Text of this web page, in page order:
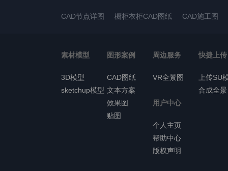
CAD节点详图 橱柜衣柜CAD图纸 CAD施工图
素材模型
3D模型
sketchup模型
图形案例
CAD图纸
文本方案
效果图
贴图
周边服务
VR全景图
快捷上传
上传SU
合成全景
用户中心
个人主页
帮助中心
版权声明